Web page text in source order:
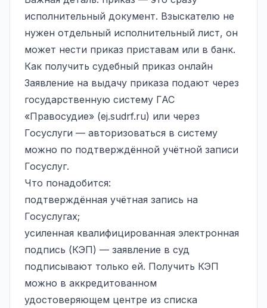
исполнительный документ. Взыскателю не
нужен отдельный исполнительный лист, он
может нести приказ приставам или в банк.
Как получить судебный приказ онлайн
Заявление на выдачу приказа подают через
государственную систему ГАС
«Правосудие» (ej.sudrf.ru) или через
Госуслуги — авторизоваться в систему
можно по подтверждённой учётной записи
Госуслуг.
Что понадобится:
подтверждённая учётная запись на
Госуслугах;
усиленная квалифицированная электронная
подпись (КЭП) — заявление в суд
подписывают только ей. Получить КЭП
можно в аккредитованном
удостоверяющем центре из списка